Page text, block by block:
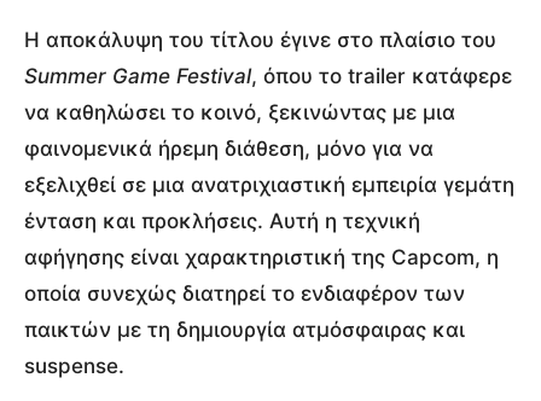
Η αποκάλυψη του τίτλου έγινε στο πλαίσιο του
Summer Game Festival, όπου το trailer κατάφερε
να καθηλώσει το κοινό, ξεκινώντας με μια
φαινομενικά ήρεμη διάθεση, μόνο για να
εξελιχθεί σε μια ανατριχιαστική εμπειρία γεμάτη
ένταση και προκλήσεις. Αυτή η τεχνική
αφήγησης είναι χαρακτηριστική της Capcom, η
οποία συνεχώς διατηρεί το ενδιαφέρον των
παικτών με τη δημιουργία ατμόσφαιρας και
suspense.